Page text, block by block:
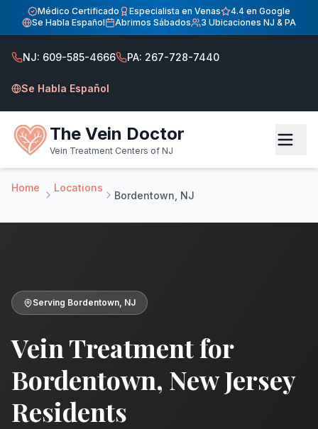
Inicio
Centro de Tratamiento de Venas — Sirviendo a
Atendiendo pacientes de Bordentown NJ. Dr. Hadaya
Médico Certificado Especialista en Venas
4.4 en Google
Se Habla Español
Abrimos Sábados 3 Ubicaciones NJ & PA
NJ: 609-585-4666 PA: 267-728-7440
Se Habla Español
The Vein Doctor
Vein Treatment Centers of NJ
Home Locations
Bordentown, NJ
Serving Bordentown, NJ
Vein Treatment for
Bordentown, New Jersey
Residents